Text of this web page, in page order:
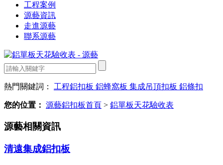
工程案例
源藝資訊
走進源藝
聯系源藝
熱門關鍵詞： 工程鋁扣板 鋁蜂窩板 集成吊頂扣板 鋁條扣
您的位置： 源藝鋁扣板首頁 > 鋁單板天花驗收表
源藝相關資訊
清遠集成鋁扣板